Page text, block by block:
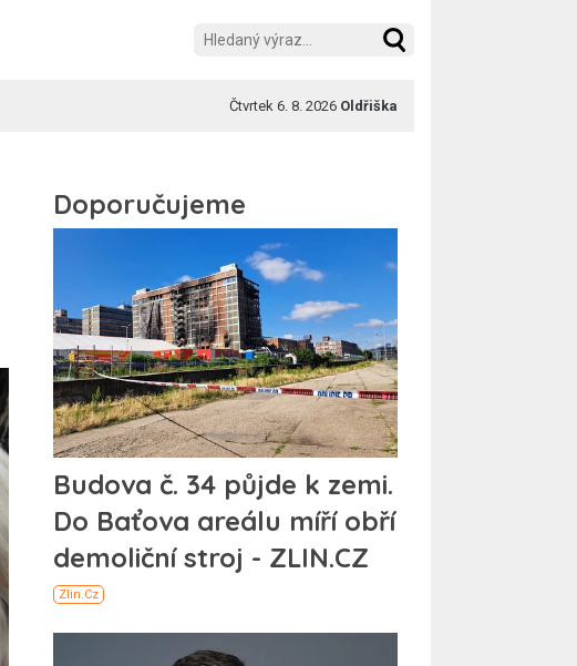
Čtvrtek 6. 8. 2026 Oldřiška